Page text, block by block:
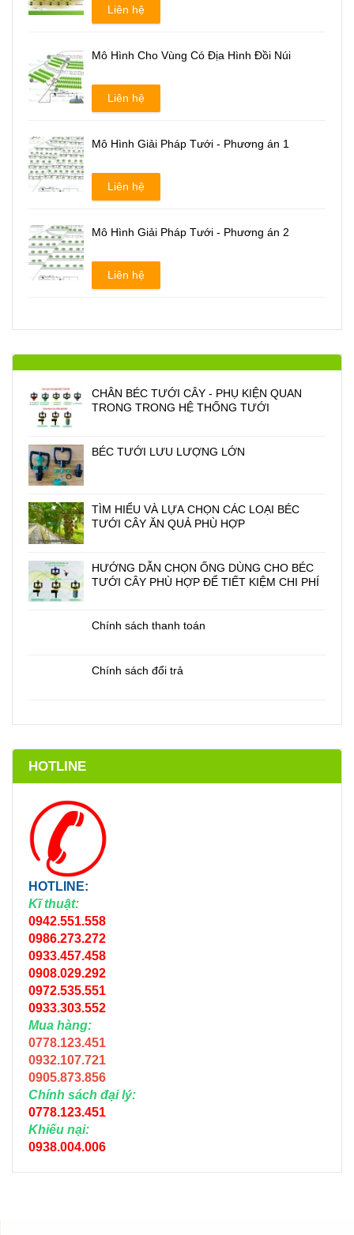
Liên hệ
Mô Hình Cho Vùng Có Địa Hình Đồi Núi
Liên hệ
Mô Hình Giải Pháp Tưới - Phương án 1
Liên hệ
Mô Hình Giải Pháp Tưới - Phương án 2
Liên hệ
CHÂN BÉC TƯỚI CÂY - PHỤ KIỆN QUAN
TRONG TRONG HỆ THỐNG TƯỚI
BÉC TƯỚI LƯU LƯỢNG LỚN
TÌM HIỂU VÀ LỰA CHỌN CÁC LOẠI BÉC
TƯỚI CÂY ĂN QUẢ PHÙ HỢP
HƯỚNG DẪN CHỌN ỐNG DÙNG CHO BÉC
TƯỚI CÂY PHÙ HỢP ĐỂ TIẾT KIỆM CHI PHÍ
Chính sách thanh toán
Chính sách đổi trả
HOTLINE
HOTLINE:
Kĩ thuật:
0942.551.558
0986.273.272
0933.457.458
0908.029.292
0972.535.551
0933.303.552
Mua hàng:
0778.123.451
0932.107.721
0905.873.856
Chính sách đại lý:
0778.123.451
Khiếu nại:
0938.004.006